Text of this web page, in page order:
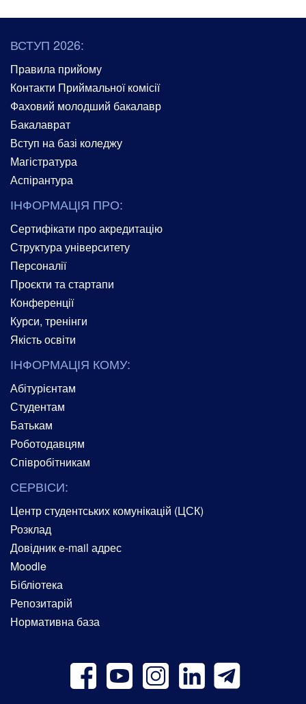
ВСТУП 2026:
Правила прийому
Контакти Приймальної комісії
Фаховий молодший бакалавр
Бакалаврат
Вступ на базі коледжу
Магістратура
Аспірантура
ІНФОРМАЦІЯ ПРО:
Сертифікати про акредитацію
Структура університету
Персоналії
Проєкти та стартапи
Конференції
Курси, тренінги
Якість освіти
ІНФОРМАЦІЯ КОМУ:
Абітурієнтам
Студентам
Батькам
Роботодавцям
Співробітникам
СЕРВІСИ:
Центр студентських комунікацій (ЦСК)
Розклад
Довідник e-mail адрес
Moodle
Бібліотека
Репозитарій
Нормативна база